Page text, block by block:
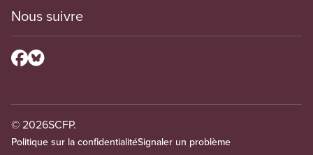
Nous suivre
© 2026SCFP.
Politique sur la confidentialitéSignaler un problème